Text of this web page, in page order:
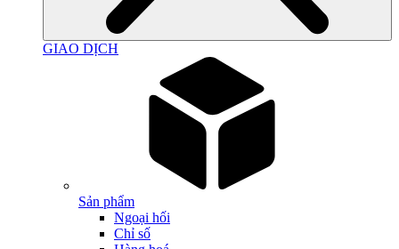
GIAO DỊCH
Sản phẩm
Ngoại hối
Chỉ số